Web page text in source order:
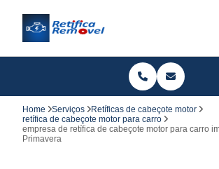
Home Serviços
Retíficas de cabeçote motor
retífica de cabeçote motor para carro
empresa de retífica de cabeçote motor para carro
Primavera